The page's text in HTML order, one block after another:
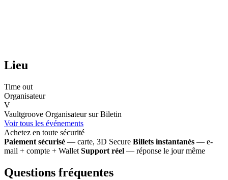
Lieu
Time out
Organisateur
V
Vaultgroove Organisateur sur Biletin
Voir tous les événements
Achetez en toute sécurité
Paiement sécurisé — carte, 3D Secure Billets instantanés — e-
mail + compte + Wallet Support réel — réponse le jour même
Questions fréquentes